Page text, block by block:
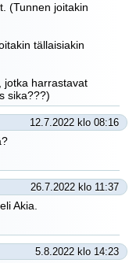
(Tunnen joitakin
tällaisiakin
jotka harrastavat
sika???)
12.7.2022 klo 08:16
26.7.2022 klo 11:37
Akia.
5.8.2022 klo 14:23